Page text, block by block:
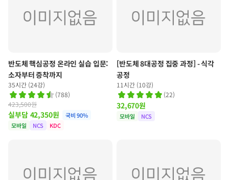
반도체 핵심공정 온라인 실습 입문:
소자부터 증착까지
35시간 (24강)
(788)
423,500원
실부담 42,350원 국비 90%
모바일
NCS KDC
[반도체 8대공정 집중 과정] - 식각
공정
11시간 (10강)
(22)
32,670원
모바일 NCS